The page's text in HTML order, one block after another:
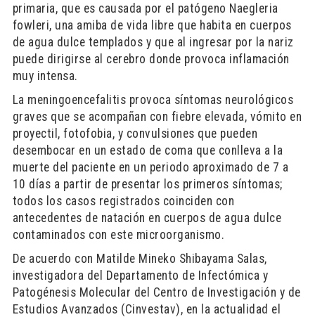
primaria, que es causada por el patógeno Naegleria
fowleri, una amiba de vida libre que habita en cuerpos
de agua dulce templados y que al ingresar por la nariz
puede dirigirse al cerebro donde provoca inflamación
muy intensa.
La meningoencefalitis provoca síntomas neurológicos
graves que se acompañan con fiebre elevada, vómito en
proyectil, fotofobia, y convulsiones que pueden
desembocar en un estado de coma que conlleva a la
muerte del paciente en un periodo aproximado de 7 a
10 días a partir de presentar los primeros síntomas;
todos los casos registrados coinciden con
antecedentes de natación en cuerpos de agua dulce
contaminados con este microorganismo.
De acuerdo con Matilde Mineko Shibayama Salas,
investigadora del Departamento de Infectómica y
Patogénesis Molecular del Centro de Investigación y de
Estudios Avanzados (Cinvestav), en la actualidad el